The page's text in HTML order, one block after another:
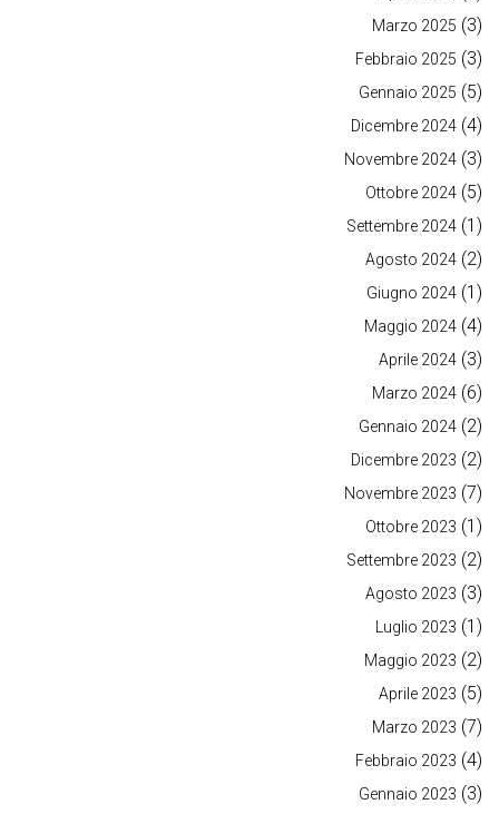
Marzo 2025 (3)
Febbraio 2025 (3)
Gennaio 2025 (5)
Dicembre 2024 (4)
Novembre 2024 (3)
Ottobre 2024 (5)
Settembre 2024 (1)
Agosto 2024 (2)
Giugno 2024 (1)
Maggio 2024 (4)
Aprile 2024 (3)
Marzo 2024 (6)
Gennaio 2024 (2)
Dicembre 2023 (2)
Novembre 2023 (7)
Ottobre 2023 (1)
Settembre 2023 (2)
Agosto 2023 (3)
Luglio 2023 (1)
Maggio 2023 (2)
Aprile 2023 (5)
Marzo 2023 (7)
Febbraio 2023 (4)
Gennaio 2023 (3)